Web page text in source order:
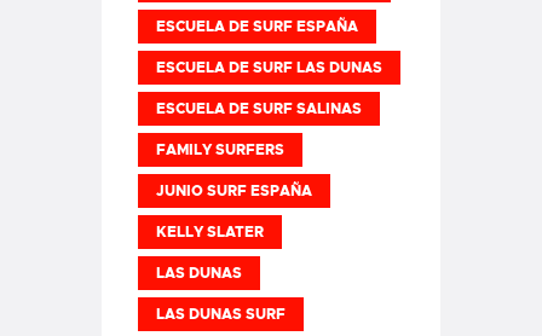
ESCUELA DE SURF ESPAÑA
ESCUELA DE SURF LAS DUNAS
ESCUELA DE SURF SALINAS
FAMILY SURFERS
JUNIO SURF ESPAÑA
KELLY SLATER
LAS DUNAS
LAS DUNAS SURF